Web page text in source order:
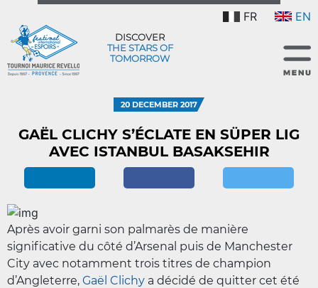
FR EN
DISCOVER
THE STARS OF
TOMORROW
20 DECEMBER 2017
GAËL CLICHY S’ÉCLATE EN SÜPER LIG
AVEC ISTANBUL BASAKSEHIR
Après avoir garni son palmarès de manière
significative du côté d’Arsenal puis de Manchester
City avec notamment trois titres de champion
d’Angleterre, Gaël Clichy a décidé de quitter cet été